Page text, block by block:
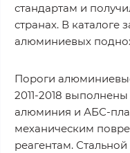
стандартам и
странах. В каталоге
алюминиевых
Пороги
2011-2018
алюминия и АБС-
механическим
реагентам.